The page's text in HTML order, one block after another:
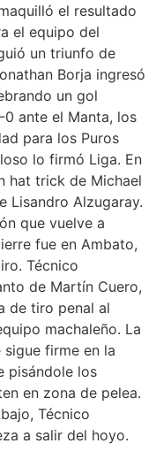
el resultado
el equipo del
un triunfo de
Borja ingresó
un gol
ante el Manta, los
para los Puros
lo firmó Liga. En
hat trick de Michael
Lisandro Alzugaray.
que vuelve a
fue en Ambato,
Técnico
de Martín Cuero,
de tiro penal al
machaleño. La
firme en la
pisándole los
en zona de pelea.
Técnico
a salir del hoyo.